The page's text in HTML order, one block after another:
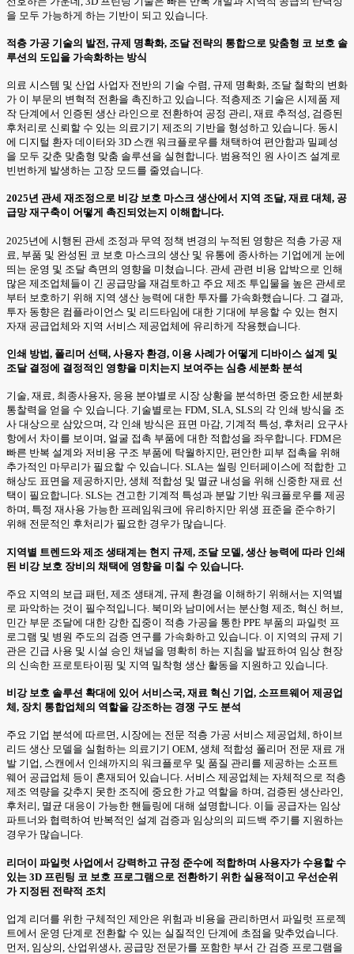
을 모두 가능하게 하는 기반이 되고 있습니다.
적층 가공 기술의 발전, 규제 명확화, 조달 전략의 통합으로 맞춤형 코 보호 솔
루션의 도입을 가속화하는 방식
의료 시스템 및 산업 사업자 전반의 기술 수렴, 규제 명확화, 조달 철학의 변화
가 이 부문의 변혁적 전환을 촉진하고 있습니다. 적층제조 기술은 시제품 제
작 단계에서 인증된 생산 라인으로 전환하여 공정 관리, 재료 추적성, 검증된
후처리로 신뢰할 수 있는 의료기기 제조의 기반을 형성하고 있습니다. 동시
에 디지털 환자 데이터와 3D 스캔 워크플로우를 채택하여 편안함과 밀폐성
을 모두 갖춘 맞춤형 맞춤 솔루션을 실현합니다. 범용적인 원 사이즈 설계로
빈번하게 발생하는 고장 모드를 줄였습니다.
2025년 관세 재조정으로 비강 보호 마스크 생산에서 지역 조달, 재료 대체, 공
급망 재구축이 어떻게 촉진되었는지 이해합니다.
2025년에 시행된 관세 조정과 무역 정책 변경의 누적된 영향은 적층 가공 재
료, 부품 및 완성된 코 보호 마스크의 생산 및 유통에 종사하는 기업에게 눈에
띄는 운영 및 조달 측면의 영향을 미쳤습니다. 관세 관련 비용 압박으로 인해
많은 제조업체들이 긴 공급망을 재검토하고 주요 제조 투입물을 높은 관세로
부터 보호하기 위해 지역 생산 능력에 대한 투자를 가속화했습니다. 그 결과,
투자 동향은 컴플라이언스 및 리드타임에 대한 기대에 부응할 수 있는 현지
자재 공급업체와 지역 서비스 제공업체에 유리하게 작용했습니다.
인쇄 방법, 폴리머 선택, 사용자 환경, 이용 사례가 어떻게 디바이스 설계 및
조달 결정에 결정적인 영향을 미치는지 보여주는 심층 세분화 분석
기술, 재료, 최종사용자, 응용 분야별로 시장 상황을 분석하면 중요한 세분화
통찰력을 얻을 수 있습니다. 기술별로는 FDM, SLA, SLS의 각 인쇄 방식을 조
사 대상으로 삼았으며, 각 인쇄 방식은 표면 마감, 기계적 특성, 후처리 요구사
항에서 차이를 보이며, 얼굴 접촉 부품에 대한 적합성을 좌우합니다. FDM은
빠른 반복 설계와 저비용 구조 부품에 탁월하지만, 편안한 피부 접촉을 위해
추가적인 마무리가 필요할 수 있습니다. SLA는 씰링 인터페이스에 적합한 고
해상도 표면을 제공하지만, 생체 적합성 및 멸균 내성을 위해 신중한 재료 선
택이 필요합니다. SLS는 견고한 기계적 특성과 분말 기반 워크플로우를 제공
하며, 특정 재사용 가능한 프레임워크에 유리하지만 위생 표준을 준수하기
위해 전문적인 후처리가 필요한 경우가 많습니다.
지역별 트렌드와 제조 생태계는 현지 규제, 조달 모델, 생산 능력에 따라 인쇄
된 비강 보호 장비의 채택에 영향을 미칠 수 있습니다.
주요 지역의 보급 패턴, 제조 생태계, 규제 환경을 이해하기 위해서는 지역별
로 파악하는 것이 필수적입니다. 북미와 남미에서는 분산형 제조, 혁신 허브,
민간 부문 조달에 대한 강한 집중이 적층 가공을 통한 PPE 부품의 파일럿 프
로그램 및 병원 주도의 검증 연구를 가속화하고 있습니다. 이 지역의 규제 기
관은 긴급 사용 및 시설 승인 채널을 명확히 하는 지침을 발표하여 임상 현장
의 신속한 프로토타이핑 및 지역 밀착형 생산 활동을 지원하고 있습니다.
비강 보호 솔루션 확대에 있어 서비스국, 재료 혁신 기업, 소프트웨어 제공업
체, 장치 통합업체의 역할을 강조하는 경쟁 구도 분석
주요 기업 분석에 따르면, 시장에는 전문 적층 가공 서비스 제공업체, 하이브
리드 생산 모델을 실험하는 의료기기 OEM, 생체 적합성 폴리머 전문 재료 개
발 기업, 스캔에서 인쇄까지의 워크플로우 및 품질 관리를 제공하는 소프트
웨어 공급업체 등이 혼재되어 있습니다. 서비스 제공업체는 자체적으로 적층
제조 역량을 갖추지 못한 조직에 중요한 가교 역할을 하며, 검증된 생산라인,
후처리, 멸균 대응이 가능한 핸들링에 대해 설명합니다. 이들 공급자는 임상
파트너와 협력하여 반복적인 설계 검증과 임상의의 피드백 주기를 지원하는
경우가 많습니다.
리더이 파일럿 사업에서 강력하고 규정 준수에 적합하며 사용자가 수용할 수
있는 3D 프린팅 코 보호 프로그램으로 전환하기 위한 실용적이고 우선순위
가 지정된 전략적 조치
업계 리더를 위한 구체적인 제안은 위험과 비용을 관리하면서 파일럿 프로젝
트에서 운영 단계로 전환할 수 있는 실질적인 단계에 초점을 맞추었습니다.
먼저, 임상의, 산업위생사, 공급망 전문가를 포함한 부서 간 검증 프로그램을